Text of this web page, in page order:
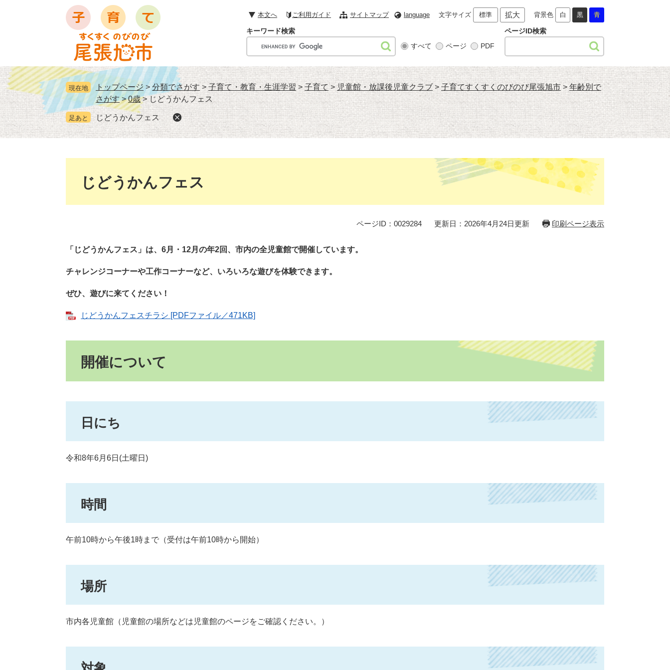
頭
で
す
。
飛
ば
し
て
本
文
へ
本文へ ご利用ガイド サイトマップ language 文字サイズ 標準 拡大 背景色 白 黒 青
キーワード検索
o
o
g
l
カ
ス
タ
すべて ページ PDF
ページID検索
現在地 トップページ >分類でさがす > 子育て・教育・生涯学習 > 子育て >児童館・放課後児童クラブ>子育てすくすくのびのび尾張旭市 > 年齢別で
さがす>0歳> じどうかんフェス
足あと じどうかんフェス
じどうかんフェス
ページID：0029284 更新日：2026年4月24日更新 印刷ページ表示
「じどうかんフェス」は、6月・12月の年2回、市内の全児童館で開催しています。
チャレンジコーナーや工作コーナーなど、いろいろな遊びを体験できます。
ぜひ、遊びに来てください！
じどうかんフェスチラシ [PDFファイル／471KB]
開催について
日にち
令和8年6月6日(土曜日)
時間
午前10時から午後1時まで（受付は午前10時から開始）
場所
市内各児童館（児童館の場所などは児童館のページをご確認ください。）